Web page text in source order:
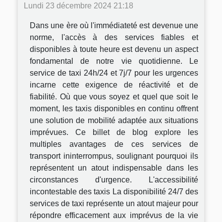
Lundi 23 décembre 2024 21:18
Dans une ère où l'immédiateté est devenue une
norme, l'accès à des services fiables et
disponibles à toute heure est devenu un aspect
fondamental de notre vie quotidienne. Le
service de taxi 24h/24 et 7j/7 pour les urgences
incarne cette exigence de réactivité et de
fiabilité. Où que vous soyez et quel que soit le
moment, les taxis disponibles en continu offrent
une solution de mobilité adaptée aux situations
imprévues. Ce billet de blog explore les
multiples avantages de ces services de
transport ininterrompus, soulignant pourquoi ils
représentent un atout indispensable dans les
circonstances d'urgence. L'accessibilité
incontestable des taxis La disponibilité 24/7 des
services de taxi représente un atout majeur pour
répondre efficacement aux imprévus de la vie